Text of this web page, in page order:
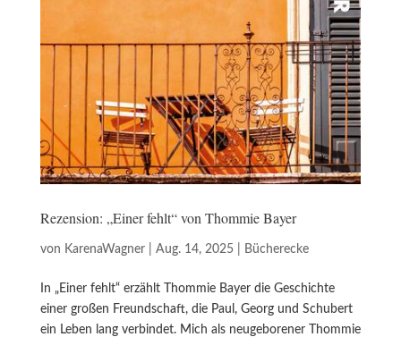
Rezension: „Einer fehlt“ von Thommie Bayer
von KarenaWagner| Aug. 14, 2025| Bücherecke
In „Einer fehlt“ erzählt Thommie Bayer die Geschichte
einer großen Freundschaft, die Paul, Georg und Schubert
ein Leben lang verbindet. Mich als neugeborener Thommie